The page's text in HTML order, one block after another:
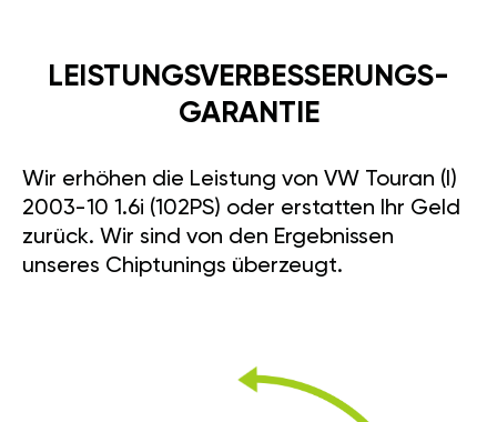
LEISTUNGSVERBESSE­RUNGS­
GARANTIE
Wir erhöhen die Leistung von VW Touran (I)
2003-10 1.6i (102PS) oder erstatten Ihr Geld
zurück. Wir sind von den Ergebnissen
unseres Chiptunings überzeugt.